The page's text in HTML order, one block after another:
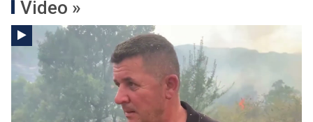
Video »